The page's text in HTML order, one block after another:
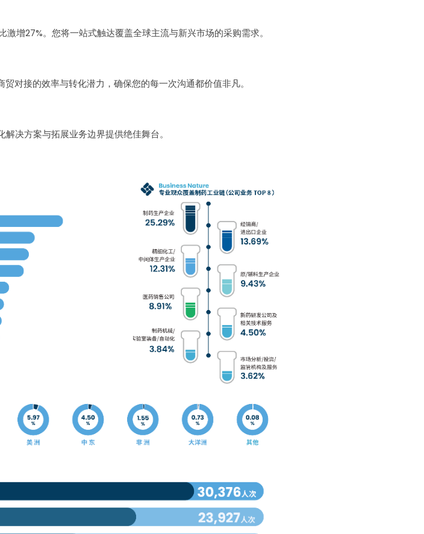
激增27%。您将一站式触达覆盖全球主流与新兴市场的采购需求。
对接的效率与转化潜力，确保您的每一次沟通都价值非凡。
决方案与拓展业务边界提供绝佳舞台。